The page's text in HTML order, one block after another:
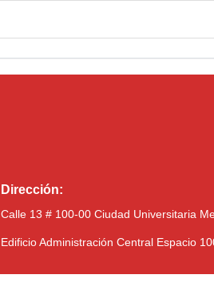
Dirección:
Calle 13 # 100-00 Ciudad Universitaria
Edificio Administración Central Espacio